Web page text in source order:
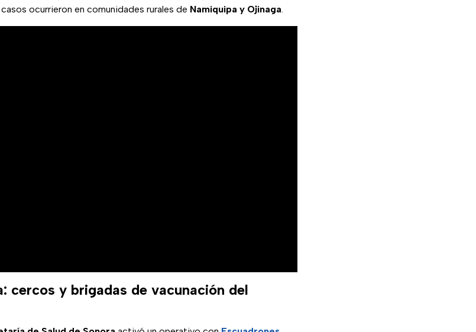
ocurrieron en comunidades rurales de Namiquipa y Ojinaga.
cercos y brigadas de vacunación del